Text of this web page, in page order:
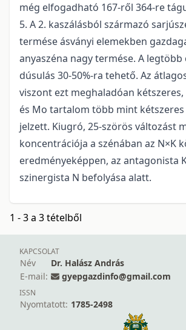
még elfogadható 167-ről 364-re
5. A 2. kaszálásból származó
termése ásványi elemekben
anyaszéna nagy termése. A legtöbb
dúsulás 30-50%-ra tehető. Az
viszont ezt meghaladóan kétszeres,
és Mo tartalom több mint
jelzett. Kiugró, 25-szörös változást
koncentrációja a szénában az N×K
eredményeképpen, az antagonista
szinergista N befolyása alatt.
1 - 3 a 3 tételből
KAPCSOLAT
Név
Dr. Halász András
E-mail:
gyepgazdinfo@gmail.com
ISSN
Nyomtatott: 1785-2498